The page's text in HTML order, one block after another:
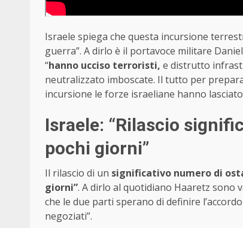
Israele spiega che questa incursione
guerra”. A dirlo è il portavoce militare
“hanno ucciso terroristi, e distrutto
neutralizzato imboscate. Il tutto per
incursione le forze israeliane hanno
Israele: “Rilascio
pochi giorni”
Il rilascio di un significativo numero di
giorni”. A dirlo al quotidiano Haaretz sono
che le due parti sperano di definire l’accordo
negoziati”.